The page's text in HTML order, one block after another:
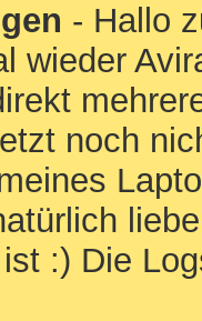
- Hallo
wieder
noch
:) Die